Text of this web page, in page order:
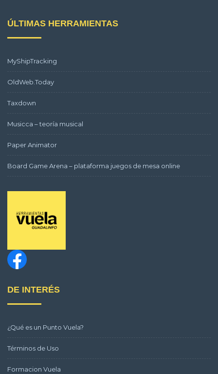
ÚLTIMAS HERRAMIENTAS
MyShipTracking
OldWeb.Today
Taxdown
Musicca – teoría musical
Paper Animator
Board Game Arena – plataforma juegos de mesa online
DE INTERÉS
¿Qué es un Punto Vuela?
Términos de Uso
Formacion Vuela